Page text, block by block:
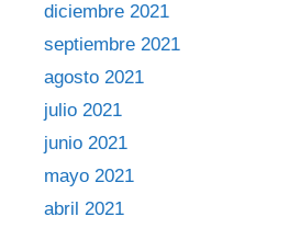
diciembre 2021
septiembre 2021
agosto 2021
julio 2021
junio 2021
mayo 2021
abril 2021